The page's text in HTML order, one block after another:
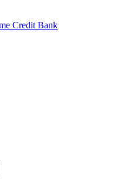
Credit Bank